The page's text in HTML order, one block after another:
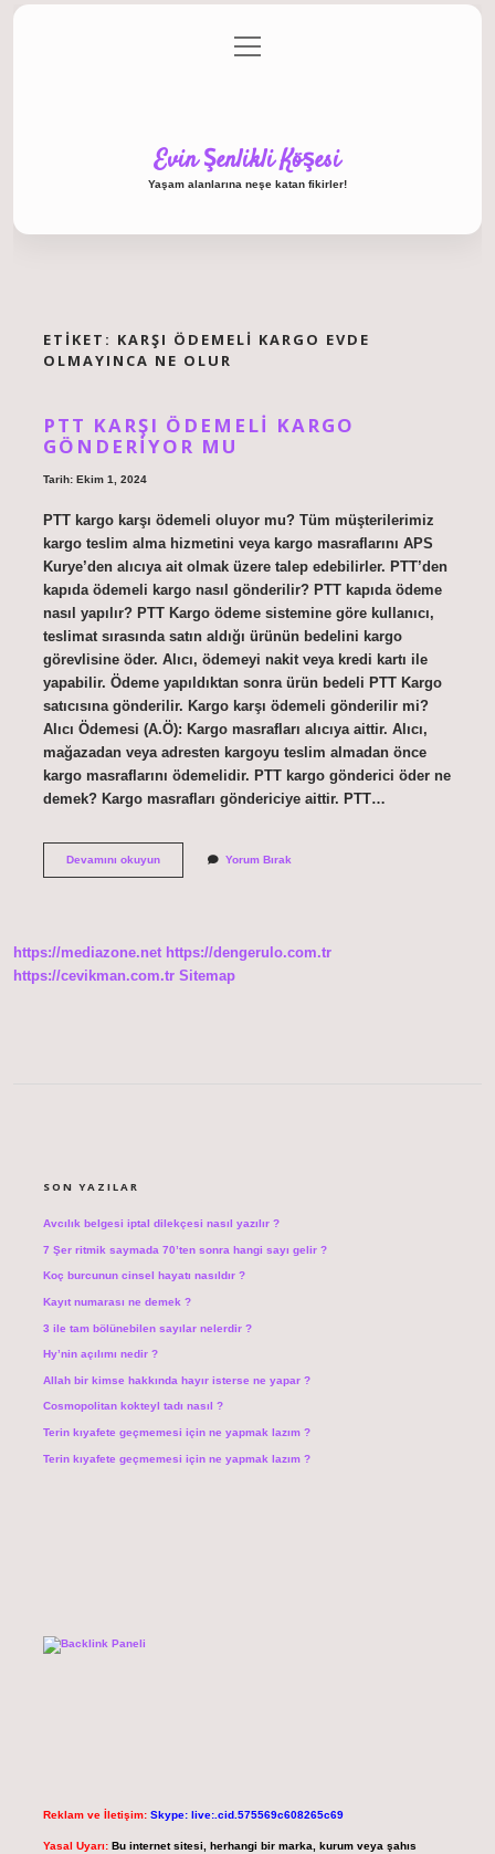
Gizlilik Politikası
menüyü
aç
Evin Şenlikli Köşesi
Yaşam alanlarına neşe katan fikirler!
ETIKET: KARŞI ÖDEMELI KARGO EVDE
OLMAYINCA NE OLUR
PTT KARŞI ÖDEMELI KARGO
GÖNDERIYOR MU
Tarih: Ekim 1, 2024
PTT kargo karşı ödemeli oluyor mu? Tüm müşterilerimiz
kargo teslim alma hizmetini veya kargo masraflarını APS
Kurye’den alıcıya ait olmak üzere talep edebilirler. PTT’den
kapıda ödemeli kargo nasıl gönderilir? PTT kapıda ödeme
nasıl yapılır? PTT Kargo ödeme sistemine göre kullanıcı,
teslimat sırasında satın aldığı ürünün bedelini kargo
görevlisine öder. Alıcı, ödemeyi nakit veya kredi kartı ile
yapabilir. Ödeme yapıldıktan sonra ürün bedeli PTT Kargo
satıcısına gönderilir. Kargo karşı ödemeli gönderilir mi?
Alıcı Ödemesi (A.Ö): Kargo masrafları alıcıya aittir. Alıcı,
mağazadan veya adresten kargoyu teslim almadan önce
kargo masraflarını ödemelidir. PTT kargo gönderici öder ne
demek? Kargo masrafları göndericiye aittir. PTT…
Devamını okuyunPtt
Yorum Bırak
https://mediazone.net https://dengerulo.com.tr
https://cevikman.com.tr Sitemap
SON YAZILAR
Avcılık belgesi iptal dilekçesi nasıl yazılır ?
7 Şer ritmik saymada 70’ten sonra hangi sayı gelir ?
Koç burcunun cinsel hayatı nasıldır ?
Kayıt numarası ne demek ?
3 ile tam bölünebilen sayılar nelerdir ?
Hy’nin açılımı nedir ?
Allah bir kimse hakkında hayır isterse ne yapar ?
Cosmopolitan kokteyl tadı nasıl ?
Terin kıyafete geçmemesi için ne yapmak lazım ?
Terin kıyafete geçmemesi için ne yapmak lazım ?
Reklam ve İletişim: Skype: live:.cid.575569c608265c69
Yasal Uyarı: Bu internet sitesi, herhangi bir marka, kurum veya şahıs